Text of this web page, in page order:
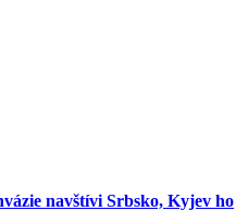
navštívi Srbsko, Kyjev ho